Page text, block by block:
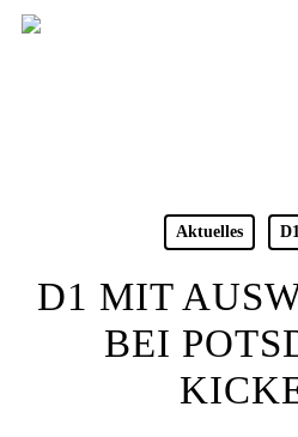
Skip
Aktuelles
D1 MIT
BEI